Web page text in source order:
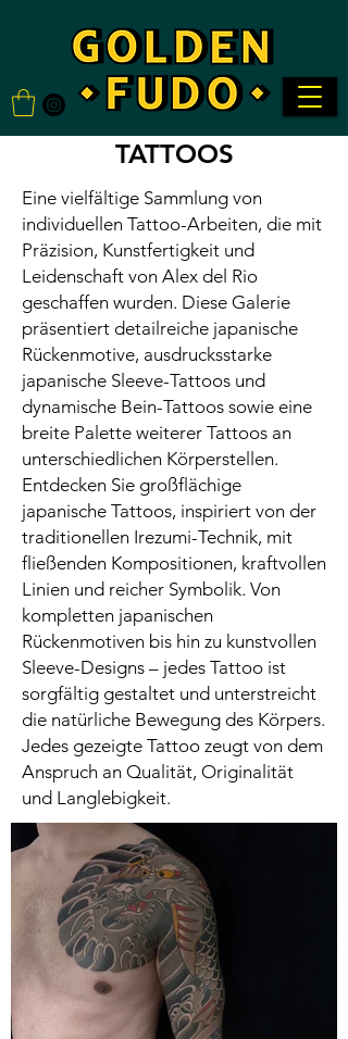
TATTOOS
Eine vielfältige Sammlung von
individuellen Tattoo-Arbeiten, die mit
Präzision, Kunstfertigkeit und
Leidenschaft von Alex del Rio
geschaffen wurden. Diese Galerie
präsentiert detailreiche japanische
Rückenmotive, ausdrucksstarke
japanische Sleeve-Tattoos und
dynamische Bein-Tattoos sowie eine
breite Palette weiterer Tattoos an
unterschiedlichen Körperstellen.
Entdecken Sie großflächige
japanische Tattoos, inspiriert von der
traditionellen Irezumi-Technik, mit
fließenden Kompositionen, kraftvollen
Linien und reicher Symbolik. Von
kompletten japanischen
Rückenmotiven bis hin zu kunstvollen
Sleeve-Designs – jedes Tattoo ist
sorgfältig gestaltet und unterstreicht
die natürliche Bewegung des Körpers.
Jedes gezeigte Tattoo zeugt von dem
Anspruch an Qualität, Originalität
und Langlebigkeit.